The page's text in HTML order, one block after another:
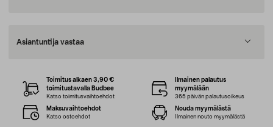
Asiantuntija vastaa
Toimitus alkaen 3,90 €
toimitustavalla Budbee
Katso toimitusvaihtoehdot
Ilmainen palautus
myymälään
365 päivän palautusoikeus
Maksuvaihtoehdot
Katso ostoehdot
Nouda myymälästä
Ilmainen nouto myymälästä